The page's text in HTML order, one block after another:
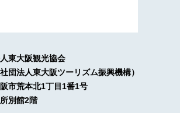
東大阪観光協会
社団法人東大阪ツーリズム振興機構）
市荒本北1丁目1番1号
別館2階